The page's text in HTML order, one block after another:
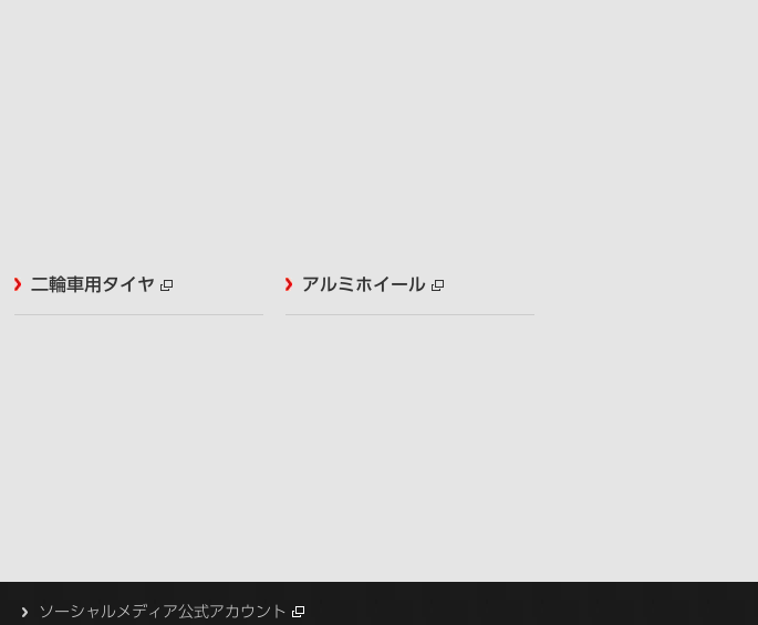
二輪車用タイヤ アルミホイール
ソーシャルメディア公式アカウント